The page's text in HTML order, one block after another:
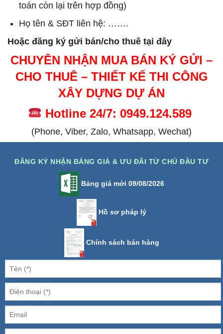
toán còn lại trên hợp đồng)
Họ tên & SĐT liên hệ: …….
Hoặc đăng ký gửi bán/cho thuê tại đây
CHUYÊN NHẬN MUA BÁN KÝ GỬI –
CHO THUÊ – THIẾT KẾ THI CÔNG
XÂY DỰNG DỰ ÁN
Hotline 24/7: 0949.124.589
(Phone, Viber, Zalo, Whatsapp, Wechat)
ĐĂNG KÝ NHẬN BẢNG GIÁ & ƯU ĐÃI TỪ CHỦ ĐẦU TƯ
Bảng giá mới 09/08/2026
Hồ sơ pháp lý
Chính sách bán hàng